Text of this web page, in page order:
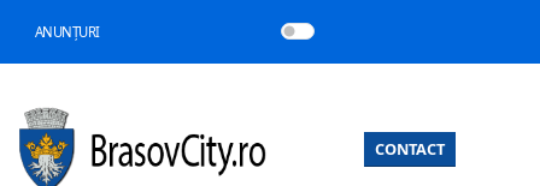
ANUNȚURI
CONTACT